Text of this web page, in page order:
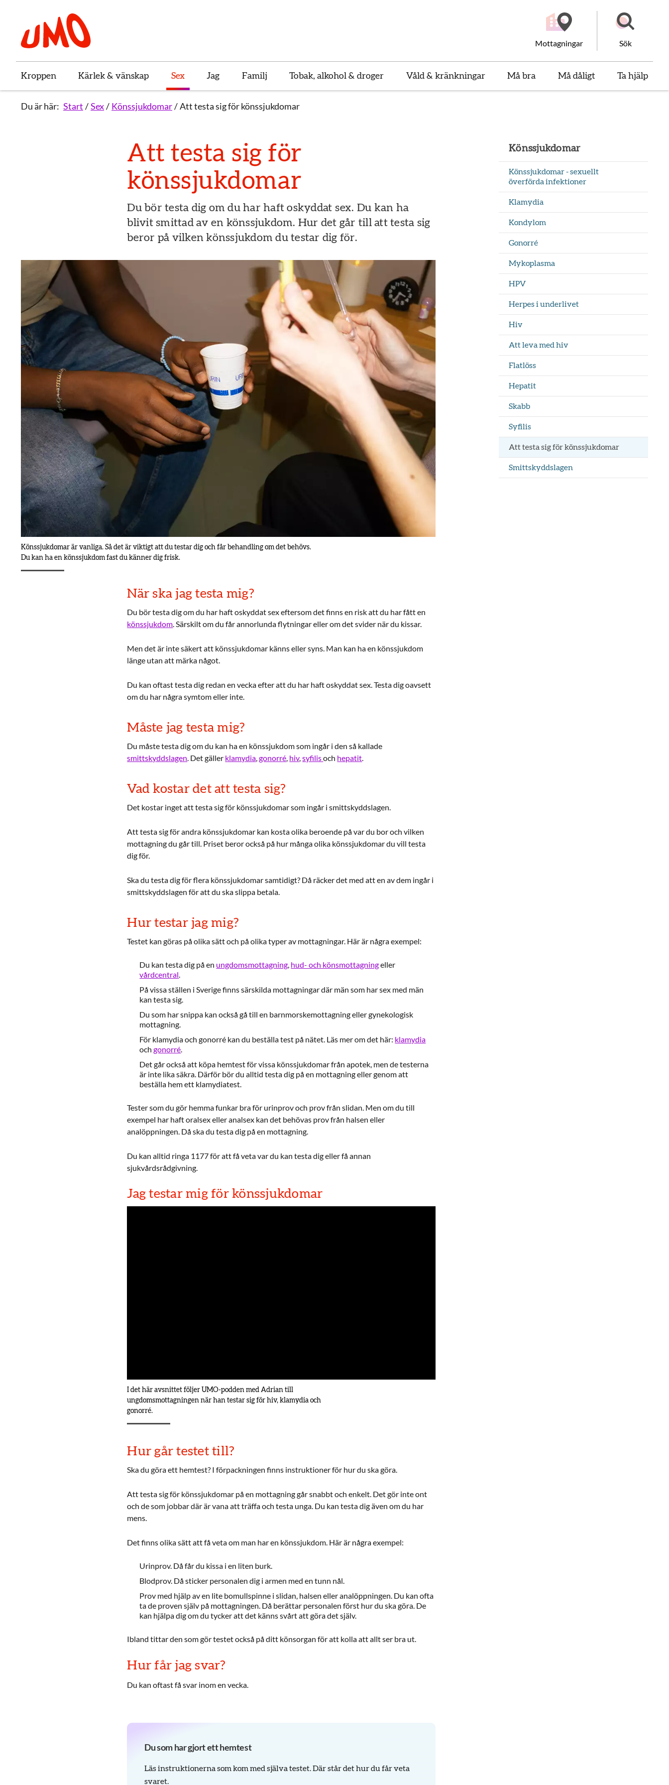
Till startsidan för Umo
Mottagningar Sök
Kroppen Kärlek & vänskap Sex Jag Familj Tobak, alkohol & droger Våld & kränkningar Må bra Må dåligt Ta hjälp
Du är här: Start Sex Könssjukdomar Att testa sig för könssjukdomar
Att testa sig för
könssjukdomar
Du bör testa dig om du har haft oskyddat sex. Du kan ha
blivit smittad av en könssjukdom. Hur det går till att testa sig
beror på vilken könssjukdom du testar dig för.
Könssjukdomar är vanliga. Så det är viktigt att du testar dig och får behandling om det behövs.
Du kan ha en könssjukdom fast du känner dig frisk.
När ska jag testa mig?
Du bör testa dig om du har haft oskyddat sex eftersom det finns en risk att du har fått en
könssjukdom . Särskilt om du får annorlunda flytningar eller om det svider när du kissar.
Men det är inte säkert att könssjukdomar känns eller syns. Man kan ha en könssjukdom
länge utan att märka något.
Du kan oftast testa dig redan en vecka efter att du har haft oskyddat sex. Testa dig oavsett
om du har några symtom eller inte.
Måste jag testa mig?
Du måste testa dig om du kan ha en könssjukdom som ingår i den så kallade
smittskyddslagen . Det gäller klamydia ,gonorré hiv,syfilisoch hepatit
Vad kostar det att testa sig?
Det kostar inget att testa sig för könssjukdomar som ingår i smittskyddslagen.
Att testa sig för andra könssjukdomar kan kosta olika beroende på var du bor och vilken
mottagning du går till. Priset beror också på hur många olika könssjukdomar du vill testa
dig för.
Ska du testa dig för flera könssjukdomar samtidigt? Då räcker det med att en av dem ingår i
smittskyddslagen för att du ska slippa betala.
Hur testar jag mig?
Testet kan göras på olika sätt och på olika typer av mottagningar. Här är några exempel:
Du kan testa dig på en ungdomsmottagning hud- och könsmottagningeller
vårdcentral
På vissa ställen i Sverige finns särskilda mottagningar där män som har sex med män
kan testa sig.
Du som har snippa kan också gå till en barnmorskemottagning eller gynekologisk
mottagning.
För klamydia och gonorré kan du beställa test på nätet. Läs mer om det här: klamydia
ochgonorré
Det går också att köpa hemtest för vissa könssjukdomar från apotek, men de testerna
är inte lika säkra. Därför bör du alltid testa dig på en mottagning eller genom att
beställa hem ett klamydiatest.
Tester som du gör hemma funkar bra för urinprov och prov från slidan. Men om du till
exempel har haft oralsex eller analsex kan det behövas prov från halsen eller
analöppningen. Då ska du testa dig på en mottagning.
Du kan alltid ringa 1177 för att få veta var du kan testa dig eller få annan
sjukvårdsrådgivning.
Jag testar mig för könssjukdomar
I det här avsnittet följer UMO-podden med Adrian till
ungdomsmottagningen när han testar sig för hiv, klamydia och
gonorré.
Hur går testet till?
Ska du göra ett hemtest? I förpackningen finns instruktioner för hur du ska göra.
Att testa sig för könssjukdomar på en mottagning går snabbt och enkelt. Det gör inte ont
och de som jobbar där är vana att träffa och testa unga. Du kan testa dig även om du har
mens.
Det finns olika sätt att få veta om man har en könssjukdom. Här är några exempel:
Urinprov. Då får du kissa i en liten burk.
Blodprov. Då sticker personalen dig i armen med en tunn nål.
Prov med hjälp av en lite bomullspinne i slidan, halsen eller analöppningen. Du kan ofta
ta de proven själv på mottagningen. Då berättar personalen först hur du ska göra. De
kan hjälpa dig om du tycker att det känns svårt att göra det själv.
Ibland tittar den som gör testet också på ditt könsorgan för att kolla att allt ser bra ut.
Hur får jag svar?
Du kan oftast få svar inom en vecka.
Du som har gjort ett hemtest
Läs instruktionerna som kom med själva testet. Där står det hur du får veta
svaret.
Könssjukdomar
Könssjukdomar - sexuellt
överförda infektioner
Klamydia
Kondylom
Gonorré
Mykoplasma
HPV
Herpes i underlivet
Hiv
Att leva med hiv
Flatlöss
Hepatit
Skabb
Syfilis
Att testa sig för könssjukdomar
Smittskyddslagen